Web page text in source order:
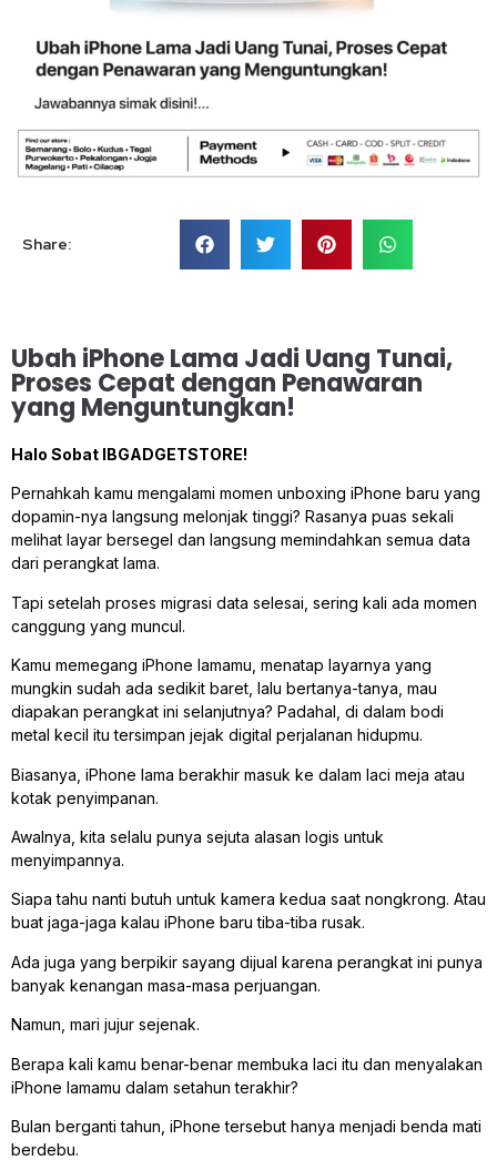
Share:
Ubah iPhone Lama Jadi Uang Tunai,
Proses Cepat dengan Penawaran
yang Menguntungkan!
Halo Sobat IBGADGETSTORE!
Pernahkah kamu mengalami momen unboxing iPhone baru yang
dopamin-nya langsung melonjak tinggi? Rasanya puas sekali
melihat layar bersegel dan langsung memindahkan semua data
dari perangkat lama.
Tapi setelah proses migrasi data selesai, sering kali ada momen
canggung yang muncul.
Kamu memegang iPhone lamamu, menatap layarnya yang
mungkin sudah ada sedikit baret, lalu bertanya-tanya, mau
diapakan perangkat ini selanjutnya? Padahal, di dalam bodi
metal kecil itu tersimpan jejak digital perjalanan hidupmu.
Biasanya, iPhone lama berakhir masuk ke dalam laci meja atau
kotak penyimpanan.
Awalnya, kita selalu punya sejuta alasan logis untuk
menyimpannya.
Siapa tahu nanti butuh untuk kamera kedua saat nongkrong. Atau
buat jaga-jaga kalau iPhone baru tiba-tiba rusak.
Ada juga yang berpikir sayang dijual karena perangkat ini punya
banyak kenangan masa-masa perjuangan.
Namun, mari jujur sejenak.
Berapa kali kamu benar-benar membuka laci itu dan menyalakan
iPhone lamamu dalam setahun terakhir?
Bulan berganti tahun, iPhone tersebut hanya menjadi benda mati
berdebu.